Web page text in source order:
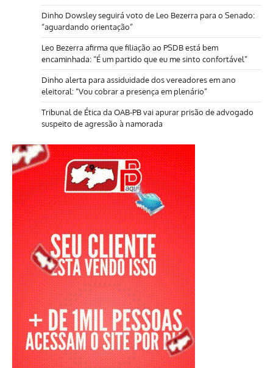
Dinho Dowsley seguirá voto de Leo Bezerra para o Senado:
“aguardando orientação”
Leo Bezerra afirma que filiação ao PSDB está bem
encaminhada: “É um partido que eu me sinto confortável”
Dinho alerta para assiduidade dos vereadores em ano
eleitoral: “Vou cobrar a presença em plenário”
Tribunal de Ética da OAB-PB vai apurar prisão de advogado
suspeito de agressão à namorada